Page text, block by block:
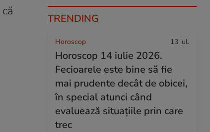
TRENDING
Horoscop 13 iul.
Horoscop 14 iulie 2026.
Fecioarele este bine să fie
mai prudente decât de obicei,
în special atunci când
evaluează situațiile prin care
trec